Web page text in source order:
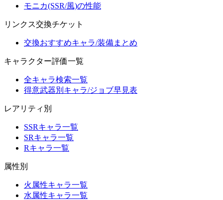
モニカ(SSR/風)の性能
リンクス交換チケット
交換おすすめキャラ/装備まとめ
キャラクター評価一覧
全キャラ検索一覧
得意武器別キャラ/ジョブ早見表
レアリティ別
SSRキャラ一覧
SRキャラ一覧
Rキャラ一覧
属性別
火属性キャラ一覧
水属性キャラ一覧